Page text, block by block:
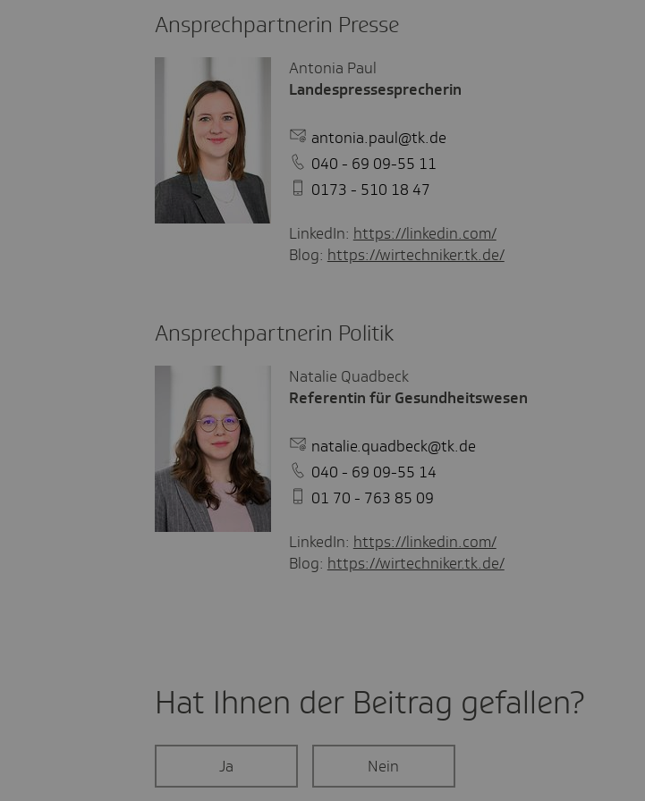
Ansprechpartnerin Presse
Antonia Paul
Landespressesprecherin
antonia.paul@tk.de
040 - 69 09-55 11
0173 - 510 18 47
LinkedIn: https://linkedin.com/
Blog: https://wirtechniker.tk.de/
Ansprechpartnerin Politik
Natalie Quadbeck
Referentin für Gesundheitswesen
natalie.quadbeck@tk.de
040 - 69 09-55 14
01 70 - 763 85 09
LinkedIn: https://linkedin.com/
Blog: https://wirtechniker.tk.de/
Hat Ihnen der Beitrag gefal­len?
Ja Nein